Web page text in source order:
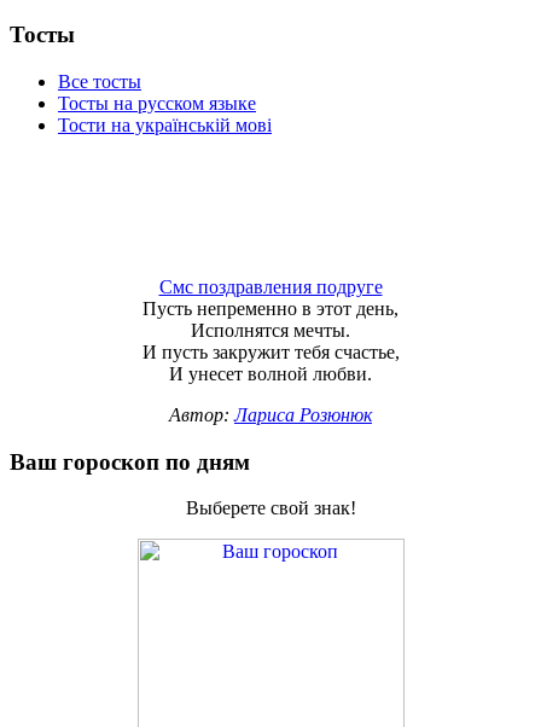
Тосты
Все тосты
Тосты на русском языке
Тости на українській мові
Смс поздравления подруге
Пусть непременно в этот день,
Исполнятся мечты.
И пусть закружит тебя счастье,
И унесет волной любви.
Автор:Лариса Розюнюк
Ваш гороскоп по дням
Выберете свой знак!